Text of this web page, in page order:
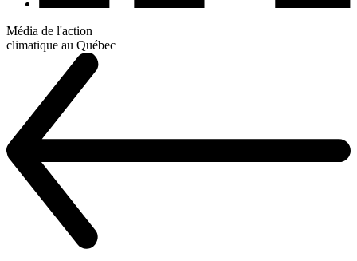
Média de l'action
climatique au Québec